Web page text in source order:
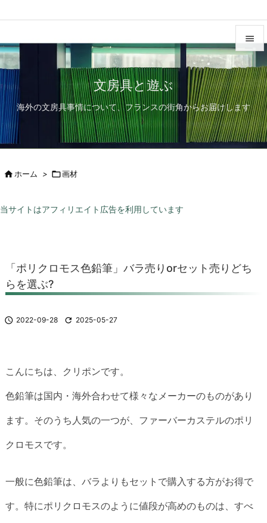
文房具と遊ぶ
海外の文房具事情について、フランスの街角からお届けします


メニュ

サイド

前へ
ホーム > 画材
当サイトはアフィリエイト広告を利用しています
「ポリクロモス色鉛筆」バラ売りorセット売りどち
らを選ぶ?
 2022-09-28  2025-05-27
こんにちは、クリポンです。
色鉛筆は国内・海外合わせて様々なメーカーのものがあり
ます。そのうち人気の一つが、ファーバーカステルのポリ
クロモスです。
一般に色鉛筆は、バラよりもセットで購入する方がお得で
す。特にポリクロモスのように値段が高めのものは、すべ